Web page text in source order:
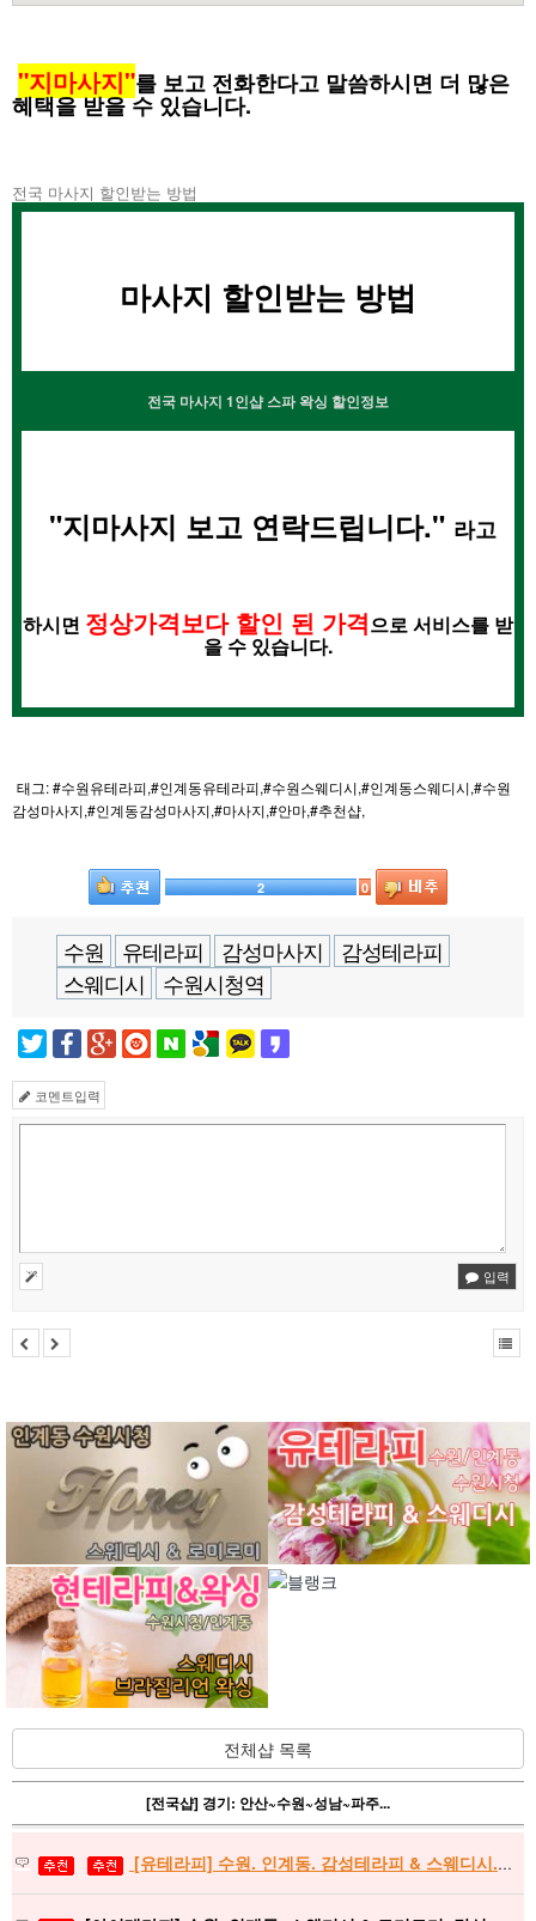
"지마사지"를 보고 전화한다고 말씀하시면 더 많은
혜택을 받을 수 있습니다.
전국 마사지 할인받는 방법
마사지 할인받는 방법
전국 마사지 1인샵 스파 왁싱 할인정보
"지마사지 보고 연락드립니다." 라고
하시면 정상가격보다 할인 된 가격으로 서비스를 받
을 수 있습니다.
태그: #수원유테라피,#인계동유테라피,#수원스웨디시,#인계동스웨디시,#수원
감성마사지,#인계동감성마사지,#마사지,#안마,#추천샵,
2 0
수원 유테라피 감성마사지
감성테라피
스웨디시
수원시청역
코멘트입력
입력
전체샵 목록
[전국샵] 경기: 안산~수원~성남~파주...
[유테라피] 수원. 인계동. 감성테라피 & 스웨디시. 신규오픈 & 친절한 샵..